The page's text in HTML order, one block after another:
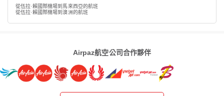
從伍拉·賴國際機場到馬來西亞的航班
從伍拉·賴國際機場到澳洲的航班
Airpaz航空公司合作夥伴